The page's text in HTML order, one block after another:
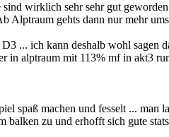
wirklich sehr sehr gut
Alptraum gehts dann nur mehr
... ich kann deshalb wohl sagen
alptraum mit 113% mf in akt3
spaß machen und fesselt ...
balken zu und erhofft sich gute